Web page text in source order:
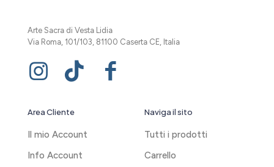
Arte Sacra di Vesta Lidia
Via Roma, 101/103, 81100 Caserta CE, Italia
Area Cliente
Il mio Account
Info Account
Naviga il sito
Tutti i prodotti
Carrello